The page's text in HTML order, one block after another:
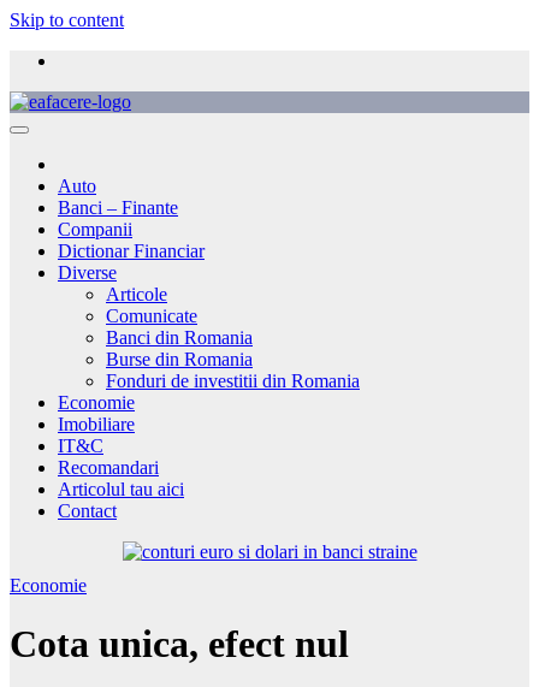
Skip to content
Auto
Banci – Finante
Companii
Dictionar Financiar
Diverse
Articole
Comunicate
Banci din Romania
Burse din Romania
Fonduri de investitii din Romania
Economie
Imobiliare
IT&C
Recomandari
Articolul tau aici
Contact
Economie
Cota unica, efect nul